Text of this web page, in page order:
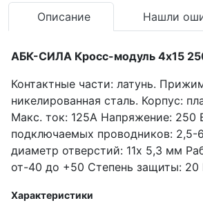
Описание Нашли
АБК-СИЛА Кросс-модуль 4х15
Контактные части: латунь.
никелированная сталь. Корпус:
Макс. ток: 125А Напряжение: 250
подключаемых проводников: 2,5-
диаметр отверстий: 11х 5,3 мм
от-40 до +50 Степень защиты: 20
Характеристики